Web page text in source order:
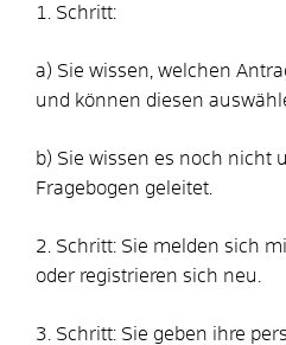
1. Schritt:
a) Sie wissen, welchen
und können diesen
b) Sie wissen es noch nicht
Fragebogen geleitet.
2. Schritt: Sie melden sich
oder registrieren sich neu.
3. Schritt: Sie geben ihre